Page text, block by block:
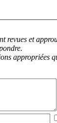
revues et
appropriées